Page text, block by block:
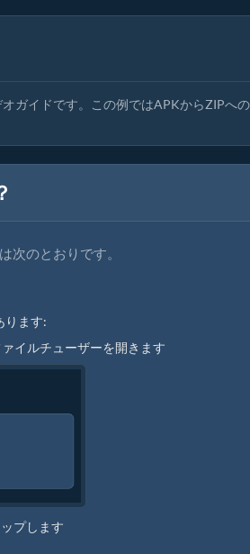
ガイドです。この例ではAPKからZIPへ
次のとおりです。
ります:
イルチューザーを開きます
プします